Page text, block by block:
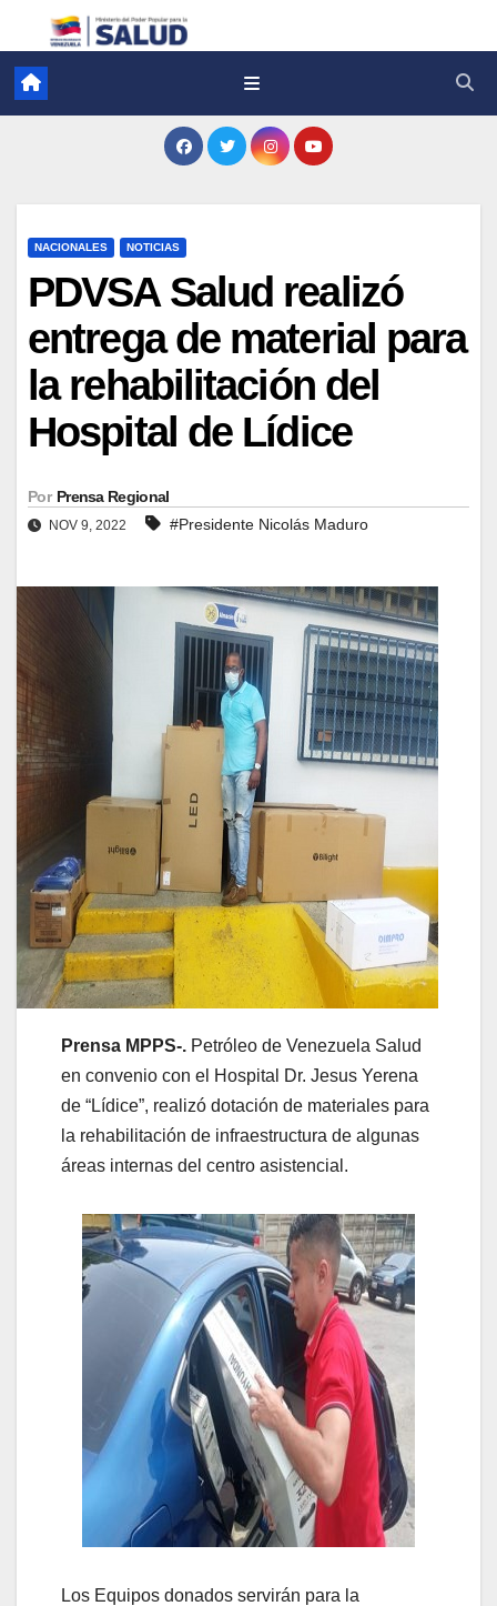
NACIONALES NOTICIAS
PDVSA Salud realizó
entrega de material para
la rehabilitación del
Hospital de Lídice
Por Prensa Regional
NOV 9, 2022 #Presidente Nicolás Maduro
Prensa MPPS-. Petróleo de Venezuela Salud
en convenio con el Hospital Dr. Jesus Yerena
de “Lídice”, realizó dotación de materiales para
la rehabilitación de infraestructura de algunas
áreas internas del centro asistencial.
Los Equipos donados servirán para la